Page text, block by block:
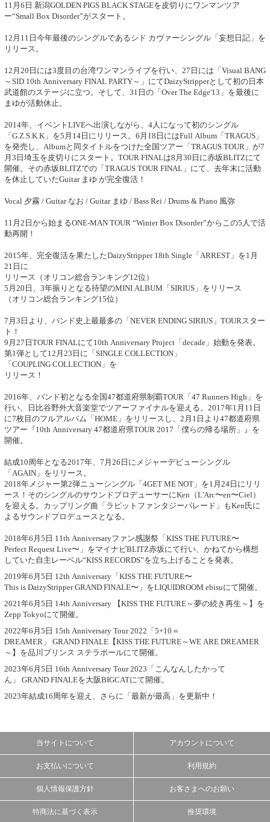
11月6日 新潟GOLDEN PIGS BLACK STAGEを皮切りにワンマンツア
ー“Small Box Disorder”がスタート。
12月11日今年最後のシングルであるシド カヴァーシングル「妄想日記」を
リリース。
12月20日には3度目の台湾ワンマンライブを行い、27日には「Visual BANG
～SID 10th Anniversary FINAL PARTY～」にてDaizyStripperとして初の日本
武道館のステージに立つ。そして、31日の「Over The Edge'13」を最後に
まゆが活動休止。
2014年、イベントLIVEへ出演しながら、4人になって初のシングル
「G.Z.S.K.K」を5月14日にリリース。6月18日にはFull Album「TRAGUS」
を発売し、Albumと同タイトルをつけた全国ツアー「TRAGUS TOUR」が7
月3日埼玉を皮切りにスタート。TOUR FINALは8月30日に赤坂BLITZにて
開催。その赤坂BLITZでの「TRAGUS TOUR FINAL」にて、去年末に活動
を休止していたGuitar まゆ が完全復活！
Vocal 夕霧 / Guitar なお / Guitar まゆ / Bass Rei / Drums & Piano 風弥
11月2日から始まるONE-MAN TOUR “Winter Box Disorder”からこの5人で活
動再開！
2015年、完全復活を果たしたDaizyStripper 18th Single「ARREST」を1月
21日に
リリース（オリコン総合ランキング12位）
5月20日、3年振りとなる待望のMINI ALBUM「SIRIUS」をリリース
（オリコン総合ランキング15位）
7月3日より、バンド史上最最多の「NEVER ENDING SIRIUS」TOURスター
ト！
9月27日TOUR FINALにて10th Anniversary Project「decade」始動を発表。
第1弾として12月23日に「SINGLE COLLECTION」
「COUPLING COLLECTION」を
リリース！
2016年、バンド初となる全国47都道府県制覇TOUR「47 Runners High」を
行い、日比谷野外大音楽堂でツアーファイナルを迎える。2017年1月11日
に7枚目のフルアルバム「HOME」をリリースし、2月1日より47都道府県
ツアー『10th Anniversary 47都道府県TOUR 2017「僕らの帰る場所」』を
開催。
結成10周年となる2017年、7月26日にメジャーデビューシングル
「AGAIN」をリリース。
2018年メジャー第2弾ニューシングル「4GET ME NOT」を1月24日にリリ
ース！そのシングルのサウンドプロデューサーにKen（L'Arc〜en〜Ciel）
を迎える。カップリング曲「ラビットファンタジーパレード」もKen氏に
よるサウンドプロデュースとなる。
2018年6月5日 11th Anniversaryファン感謝祭「KISS THE FUTURE〜
Perfect Request Live〜」をマイナビBLITZ赤坂にて行い、かねてから構想
していた自主レーベル“KISS RECORDS”を立ち上げることを発表。
2019年6月5日 12th Anniversary「KISS THE FUTURE〜
This is DaizyStripper GRAND FINALE〜」をLIQUIDROOM ebisuにて開催。
2021年6月5日 14th Anniversary 【KISS THE FUTURE～夢の続き再生～】を
Zepp Tokyoにて開催。
2022年6月5日 15th Anniversary Tour 2022「5+10＝
DREAMER」 GRAND FINALE【KISS THE FUTURE～WE ARE DREAMER
～】を品川プリンス ステラボールにて開催。
2023年6月5日 16th Anniversary Tour 2023「こんなんしたかって
ん」 GRAND FINALEを大阪BIGCATにて開催。
2023年結成16周年を迎え、さらに「最新が最高」を更新中！
当サイトについて アカウントについて
お支払いについて 利用規約
個人情報保護方針 お客さまへのお願い
特商法に基づく表示 推奨環境